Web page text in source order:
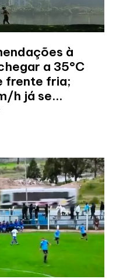
à
a 35°C
frente fria;
h já se...